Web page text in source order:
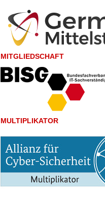
MITGLIEDSCHAFT
MULTIPLIKATOR